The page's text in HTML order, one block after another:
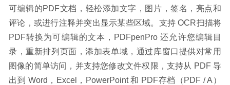
可编辑的PDF文档，轻松添加文字，图片，签名，亮点和
评论，或进行注释并突出显示某些区域。支持 OCR扫描将
PDF转换为可编辑的文本，PDFpenPro 还允许您编辑目
录，重新排列页面，添加表单域，通过库窗口提供对常用
图像的简单访问，并支持您修改文件权限，支持从 PDF 导
出到 Word，Excel，PowerPoint 和 PDF存档（PDF / A）